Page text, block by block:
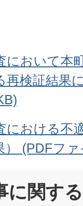
において本
再検証結果
における不
） (PDFフ
に関す